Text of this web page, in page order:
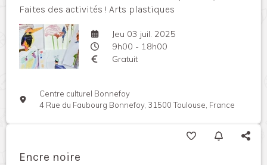
Faites des activités ! Arts plastiques
Jeu 03 juil. 2025
9h00 - 18h00
Gratuit
Centre culturel Bonnefoy
4 Rue du Faubourg Bonnefoy, 31500 Toulouse, France
Encre noire